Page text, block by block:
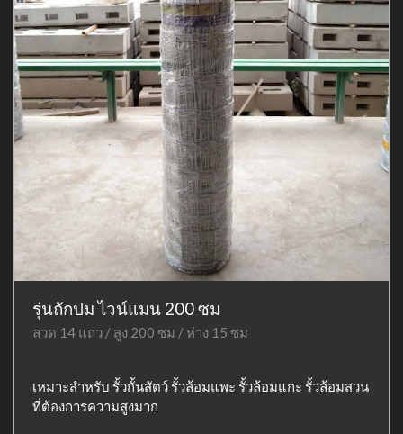
รุ่นถักปม ไวน์แมน 200 ซม
ลวด 14 แถว / สูง 200 ซม / ห่าง 15 ซม
เหมาะสำหรับ รั้วกั้นสัตว์ รั้วล้อมแพะ รั้วล้อมแกะ รั้วล้อมสวน
ที่ต้องการความสูงมาก